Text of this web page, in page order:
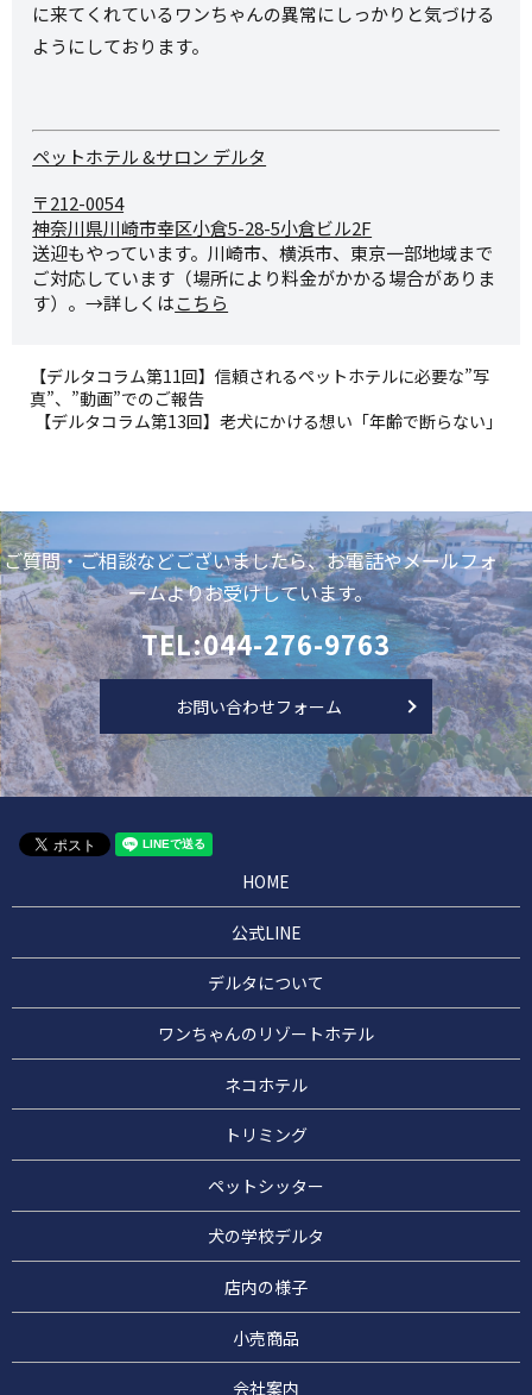
に来てくれているワンちゃんの異常にしっかりと気づける
ようにしております。
ペットホテル &サロン デルタ
〒212-0054
神奈川県川崎市幸区小倉5-28-5小倉ビル2F
送迎もやっています。川崎市、横浜市、東京一部地域まで
ご対応しています（場所により料金がかかる場合がありま
す）。→詳しくはこちら
【デルタコラム第11回】信頼されるペットホテルに必要な”写
真”、”動画”でのご報告
【デルタコラム第13回】老犬にかける想い「年齢で断らない」
ご質問・ご相談などございましたら、お電話やメールフォ
ームよりお受けしています。
TEL:044-276-9763
お問い合わせフォーム
HOME
公式LINE
デルタについて
ワンちゃんのリゾートホテル
ネコホテル
トリミング
ペットシッター
犬の学校デルタ
店内の様子
小売商品
会社案内